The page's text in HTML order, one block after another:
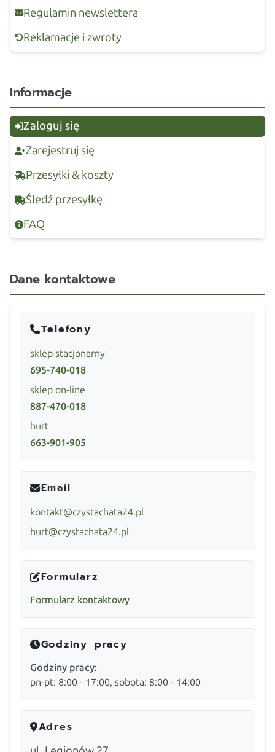
Regulamin newslettera
Reklamacje i zwroty
Informacje
Zaloguj się
Zarejestruj się
Przesyłki & koszty
Śledź przesyłkę
FAQ
Dane kontaktowe
Telefony
sklep stacjonarny
695-740-018
sklep on-line
887-470-018
hurt
663-901-905
Email
kontakt@czystachata24.pl
hurt@czystachata24.pl
Formularz
Formularz kontaktowy
Godziny pracy
Godziny pracy:
pn-pt: 8:00 - 17:00, sobota: 8:00 - 14:00
Adres